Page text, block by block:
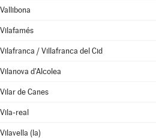
Vallibona
Vilafamés
Vilafranca / Villafranca del Cid
Vilanova d'Alcolea
Vilar de Canes
Vila-real
Vilavella (la)